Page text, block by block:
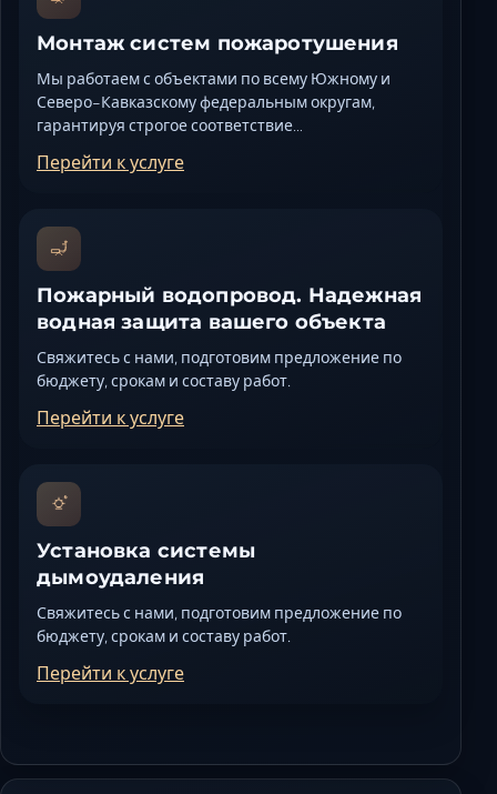
Монтаж систем пожаротушения
Мы работаем с объектами по всему Южному и
Северо-Кавказскому федеральным округам,
гарантируя строгое соответствие…
Перейти к услуге
Пожарный водопровод. Надежная
водная защита вашего объекта
Свяжитесь с нами, подготовим предложение по
бюджету, срокам и составу работ.
Перейти к услуге
Установка системы
дымоудаления
Свяжитесь с нами, подготовим предложение по
бюджету, срокам и составу работ.
Перейти к услуге